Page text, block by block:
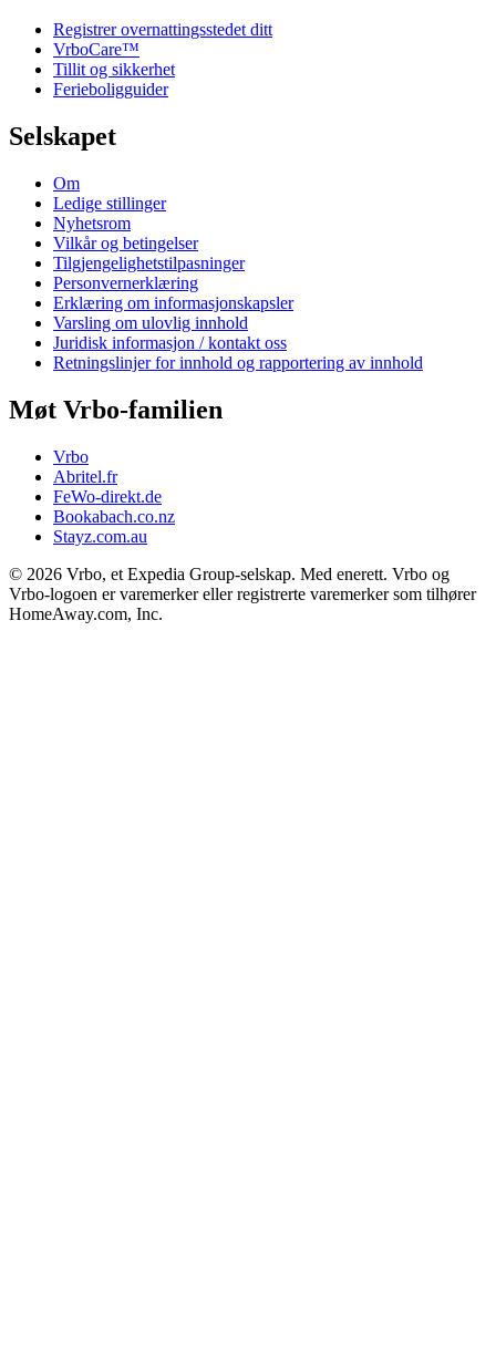
Registrer overnattingsstedet ditt
VrboCare™
Tillit og sikkerhet
Ferieboligguider
Selskapet
Om
Ledige stillinger
Nyhetsrom
Vilkår og betingelser
Tilgjengelighetstilpasninger
Personvernerklæring
Erklæring om informasjonskapsler
Varsling om ulovlig innhold
Juridisk informasjon / kontakt oss
Retningslinjer for innhold og rapportering av innhold
Møt Vrbo-familien
Vrbo
Abritel.fr
FeWo-direkt.de
Bookabach.co.nz
Stayz.com.au
© 2026 Vrbo, et Expedia Group-selskap. Med enerett. Vrbo og
Vrbo-logoen er varemerker eller registrerte varemerker som tilhører
HomeAway.com, Inc.